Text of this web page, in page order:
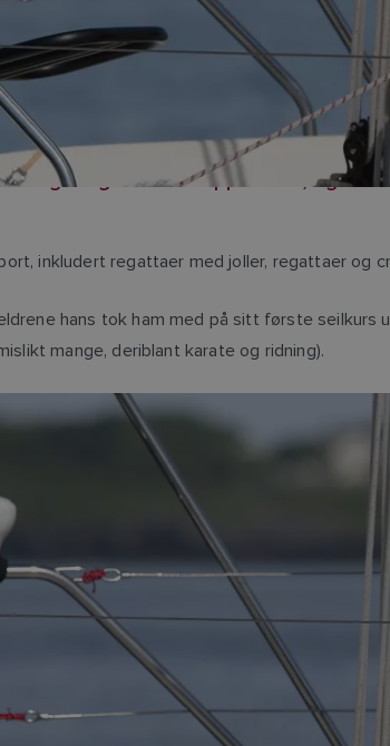
for global seileopplevelse, og er
inkludert regattaer med joller, regattaer og
hans tok ham med på sitt første
mange, deriblant karate og ridning).